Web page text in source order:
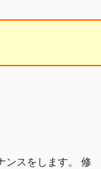
ンスをします。 修